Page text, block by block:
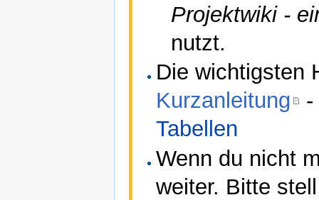
Projektwiki -
nutzt.
Die wichtigsten
Kurzanleitung
Tabellen
Wenn du nicht
weiter. Bitte